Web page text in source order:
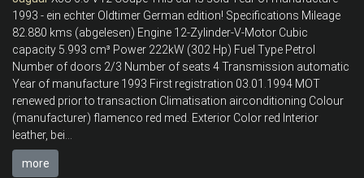
1993 - ein echter Oldtimer German edition! Specifications Mileage
82.880 kms (abgelesen) Engine 12-Zylinder-V-Motor Cubic
capacity 5.993 cm³ Power 222kW (302 Hp) Fuel Type Petrol
Number of doors 2/3 Number of seats 4 Transmission automatic
Year of manufacture 1993 First registration 03.01.1994 MOT
renewed prior to transaction Climatisation airconditioning Colour
(manufacturer) flamenco red med. Exterior Color red Interior
leather, bei...
more